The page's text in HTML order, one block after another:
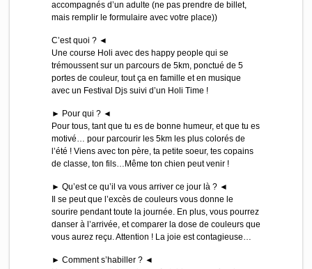
accompagnés d’un adulte (ne pas prendre de billet,
mais remplir le formulaire avec votre place))
C’est quoi ? ◄
Une course Holi avec des happy people qui se
trémoussent sur un parcours de 5km, ponctué de 5
portes de couleur, tout ça en famille et en musique
avec un Festival Djs suivi d’un Holi Time !
► Pour qui ? ◄
Pour tous, tant que tu es de bonne humeur, et que tu es
motivé… pour parcourir les 5km les plus colorés de
l’été ! Viens avec ton père, ta petite soeur, tes copains
de classe, ton fils…Même ton chien peut venir !
► Qu’est ce qu’il va vous arriver ce jour là ? ◄
Il se peut que l’excès de couleurs vous donne le
sourire pendant toute la journée. En plus, vous pourrez
danser à l’arrivée, et comparer la dose de couleurs que
vous aurez reçu. Attention ! La joie est contagieuse…
► Comment s’habiller ? ◄